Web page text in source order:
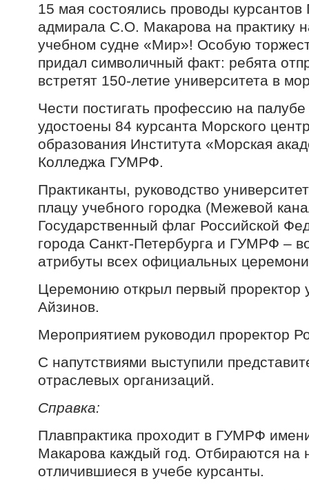
15 мая состоялись проводы
адмирала С.О. Макарова на практику
учебном судне «Мир»! Особую
придал символичный факт: ребята
встретят 150‑летие университета в
Чести постигать профессию на
удостоены 84 курсанта Морского
образования Института «Морская
Колледжа ГУМРФ.
Практиканты, руководство
плацу учебного городка (Межевой
Государственный флаг Российской
города Санкт-Петербурга и ГУМРФ –
атрибуты всех официальных
Церемонию открыл первый проректор
Айзинов.
Мероприятием руководил проректор
С напутствиями выступили
отраслевых организаций.
Справка:
Плавпрактика проходит в ГУМРФ
Макарова каждый год. Отбираются на
отличившиеся в учебе курсанты.